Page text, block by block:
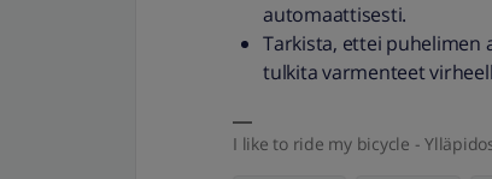
automaattisesti.
Tarkista, ettei puhelimen
tulkita varmenteet
I like to ride my bicycle -